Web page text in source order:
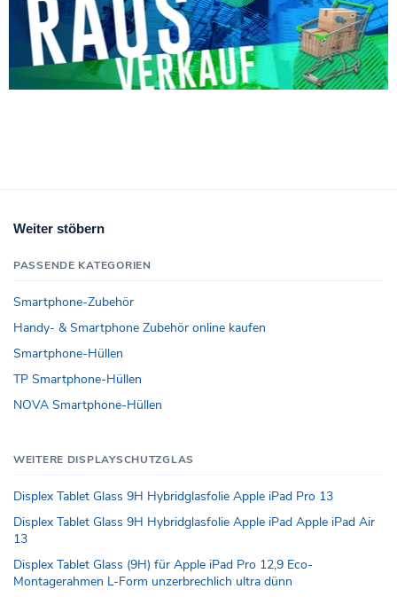
Weiter stöbern
PASSENDE KATEGORIEN
Smartphone-Zubehör
Handy- & Smartphone Zubehör online kaufen
Smartphone-Hüllen
TP Smartphone-Hüllen
NOVA Smartphone-Hüllen
WEITERE DISPLAYSCHUTZGLAS
Displex Tablet Glass 9H Hybridglasfolie Apple iPad Pro 13
Displex Tablet Glass 9H Hybridglasfolie Apple iPad Apple iPad Air
13
Displex Tablet Glass (9H) für Apple iPad Pro 12,9 Eco-
Montagerahmen L-Form unzerbrechlich ultra dünn